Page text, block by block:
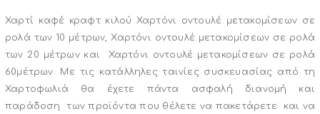
Χαρτί καφέ κραφτ κιλού Χαρτόνι οντουλέ μετακομίσεων σε
ρολά των 10 μέτρων, Χαρτόνι οντουλέ μετακομίσεων σε ρολά
των 20 μέτρων και Χαρτόνι οντουλέ μετακομίσεων σε ρολά
60μέτρων. Με τις κατάλληλες ταινίες συσκευασίας από τη
Χαρτοφωλιά θα έχετε πάντα ασφαλή διανομή και
παράδοση των προϊόντα που θέλετε να πακετάρετε και να